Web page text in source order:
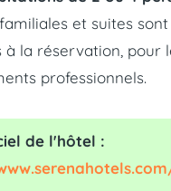
et suites sont
à la réservation, pour
professionnels.
de l'hôtel :